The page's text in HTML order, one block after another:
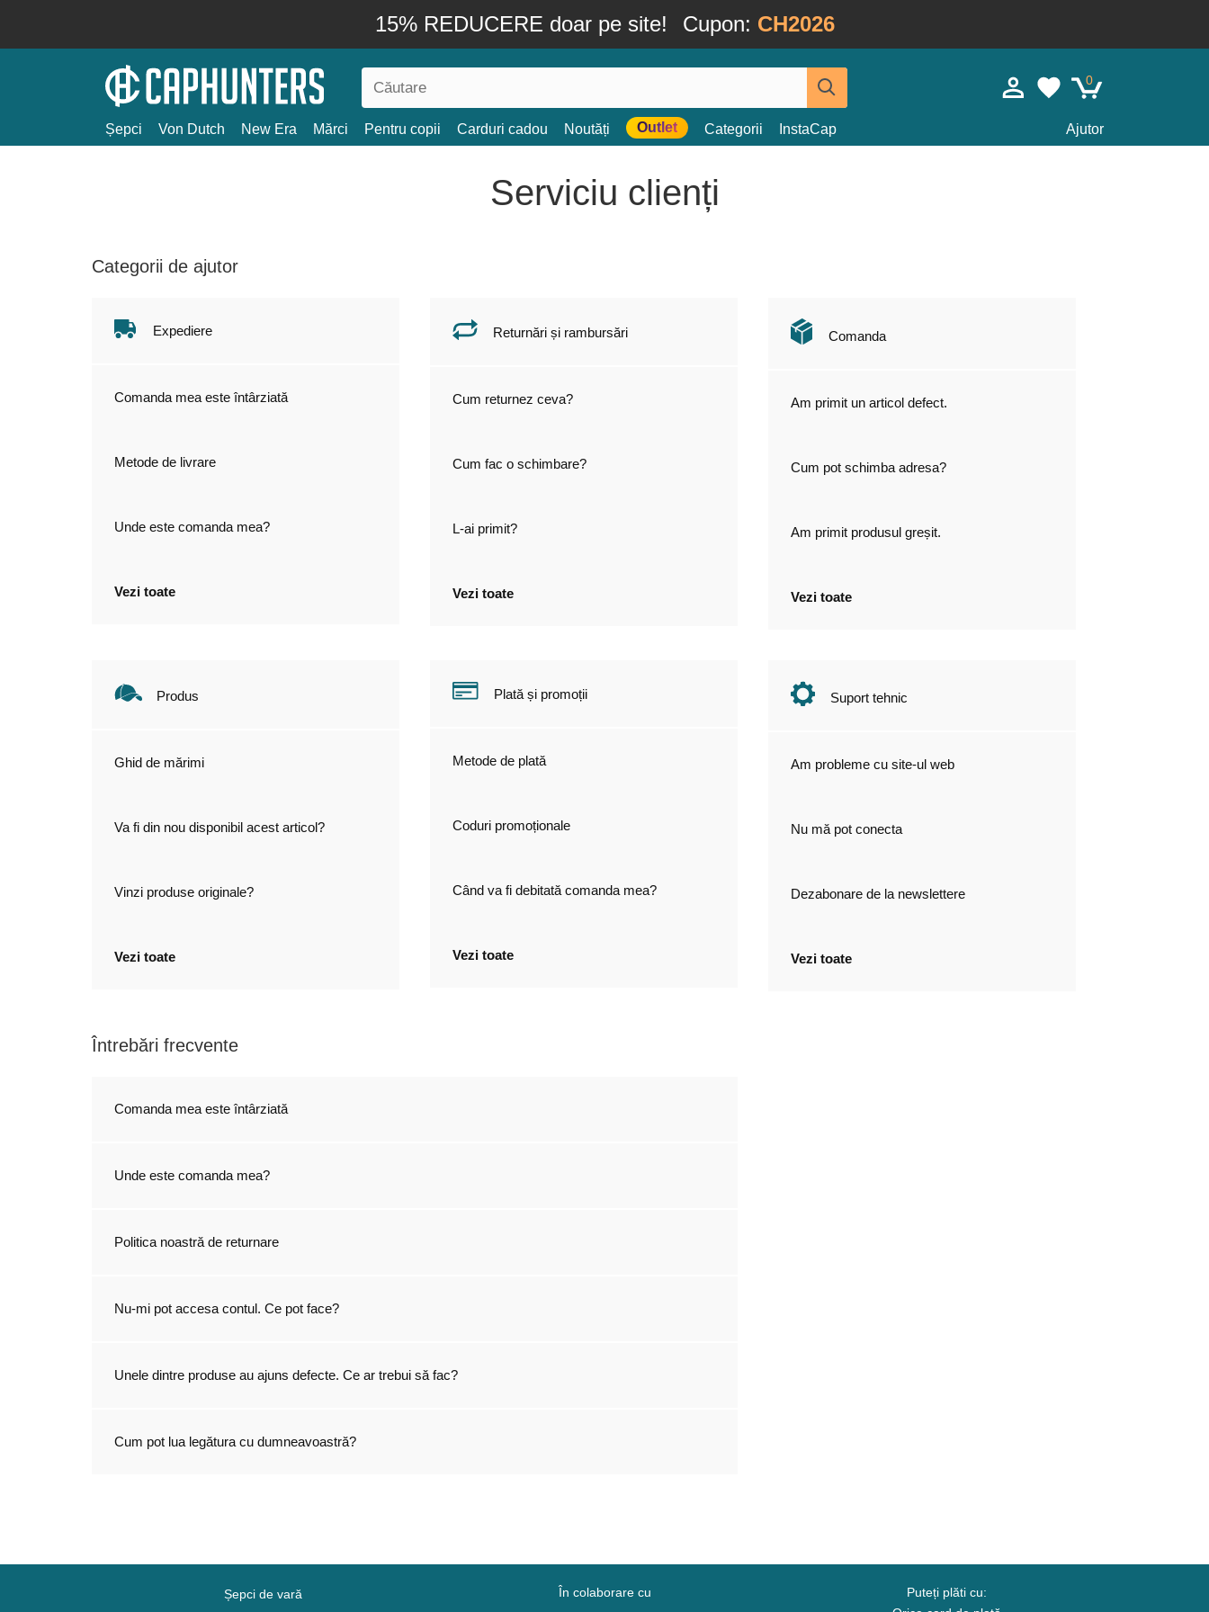
15% REDUCERE doar pe site! Cupon: CH2026
0
Șepci Von Dutch New Era Mărci Pentru copii Carduri cadou Noutăți Outlet Categorii InstaCap Ajutor
Serviciu clienți
Categorii de ajutor
Expediere
Comanda mea este întârziată
Metode de livrare
Unde este comanda mea?
Vezi toate
Returnări și rambursări
Cum returnez ceva?
Cum fac o schimbare?
L-ai primit?
Vezi toate
Comanda
Am primit un articol defect.
Cum pot schimba adresa?
Am primit produsul greșit.
Vezi toate
Produs
Ghid de mărimi
Va fi din nou disponibil acest articol?
Vinzi produse originale?
Vezi toate
Plată și promoții
Metode de plată
Coduri promoționale
Când va fi debitată comanda mea?
Vezi toate
Suport tehnic
Am probleme cu site-ul web
Nu mă pot conecta
Dezabonare de la newslettere
Vezi toate
Întrebări frecvente
Comanda mea este întârziată
Unde este comanda mea?
Politica noastră de returnare
Nu-mi pot accesa contul. Ce pot face?
Unele dintre produse au ajuns defecte. Ce ar trebui să fac?
Cum pot lua legătura cu dumneavoastră?
Șepci de vară
În colaborare cu
Puteți plăti cu: